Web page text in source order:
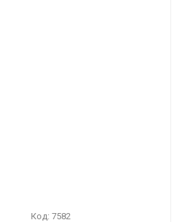
Код: 7582